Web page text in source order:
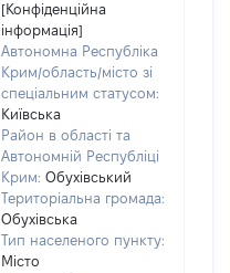
[Конфіденційна
інформація]
Автономна Республіка
Крим/область/місто зі
спеціальним статусом:
Київська
Район в області та
Автономній Республіці
Крим: Обухівський
Територіальна громада:
Обухівська
Тип населеного пункту:
Місто